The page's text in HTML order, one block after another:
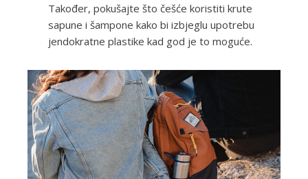
Također, pokušajte što češće koristiti krute
sapune i šampone kako bi izbjeglu upotrebu
jendokratne plastike kad god je to moguće.